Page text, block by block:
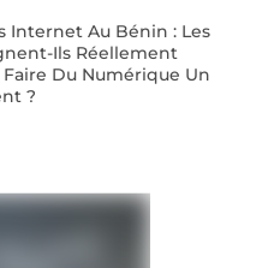
Internet Au Bénin : Les
Ils Réellement
Du Numérique Un
?